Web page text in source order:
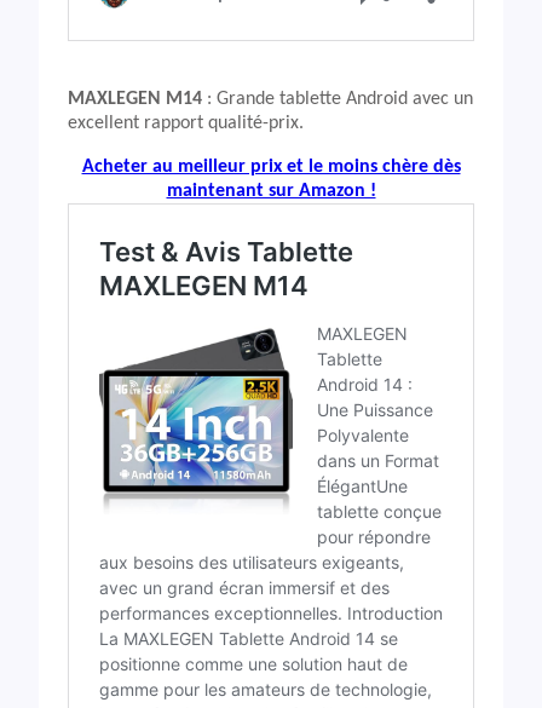
MAXLEGEN M14 : Grande tablette Android avec un
excellent rapport qualité-prix.
Acheter au meilleur prix et le moins chère dès
maintenant sur Amazon !